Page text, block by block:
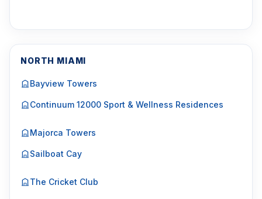
NORTH MIAMI
Bayview Towers
Continuum 12000 Sport & Wellness Residences
Majorca Towers
Sailboat Cay
The Cricket Club